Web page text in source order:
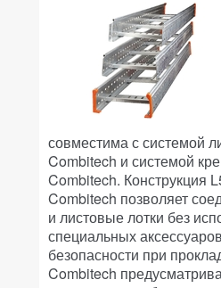
совместима с системой
Combitech и системой
Combitech. Конструкция
Combitech позволяет
и листовые лотки без
специальных
безопасности при
Combitech